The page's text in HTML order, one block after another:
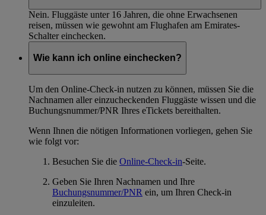
Nein. Fluggäste unter 16 Jahren, die ohne Erwachsenen
reisen, müssen wie gewohnt am Flughafen am Emirates-
Schalter einchecken.
Wie kann ich online einchecken?
Um den Online-Check-in nutzen zu können, müssen Sie die
Nachnamen aller einzucheckenden Fluggäste wissen und die
Buchungsnummer/PNR Ihres eTickets bereithalten.
Wenn Ihnen die nötigen Informationen vorliegen, gehen Sie
wie folgt vor:
Besuchen Sie die Online-Check-in-Seite.
Geben Sie Ihren Nachnamen und Ihre
Buchungsnummer/PNR ein, um Ihren Check-in
einzuleiten.